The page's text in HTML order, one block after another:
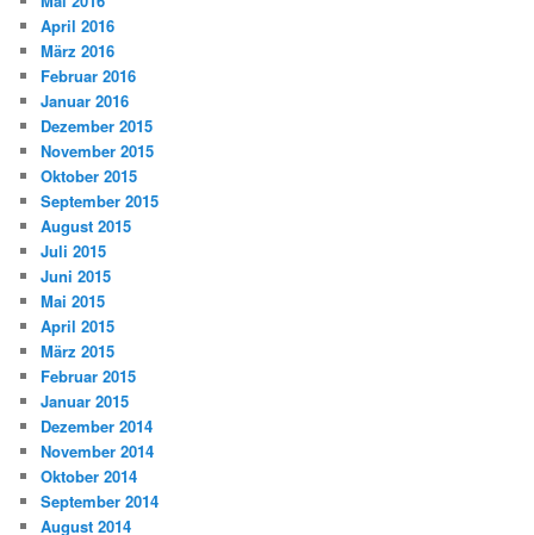
April 2016
März 2016
Februar 2016
Januar 2016
Dezember 2015
November 2015
Oktober 2015
September 2015
August 2015
Juli 2015
Juni 2015
Mai 2015
April 2015
März 2015
Februar 2015
Januar 2015
Dezember 2014
November 2014
Oktober 2014
September 2014
August 2014